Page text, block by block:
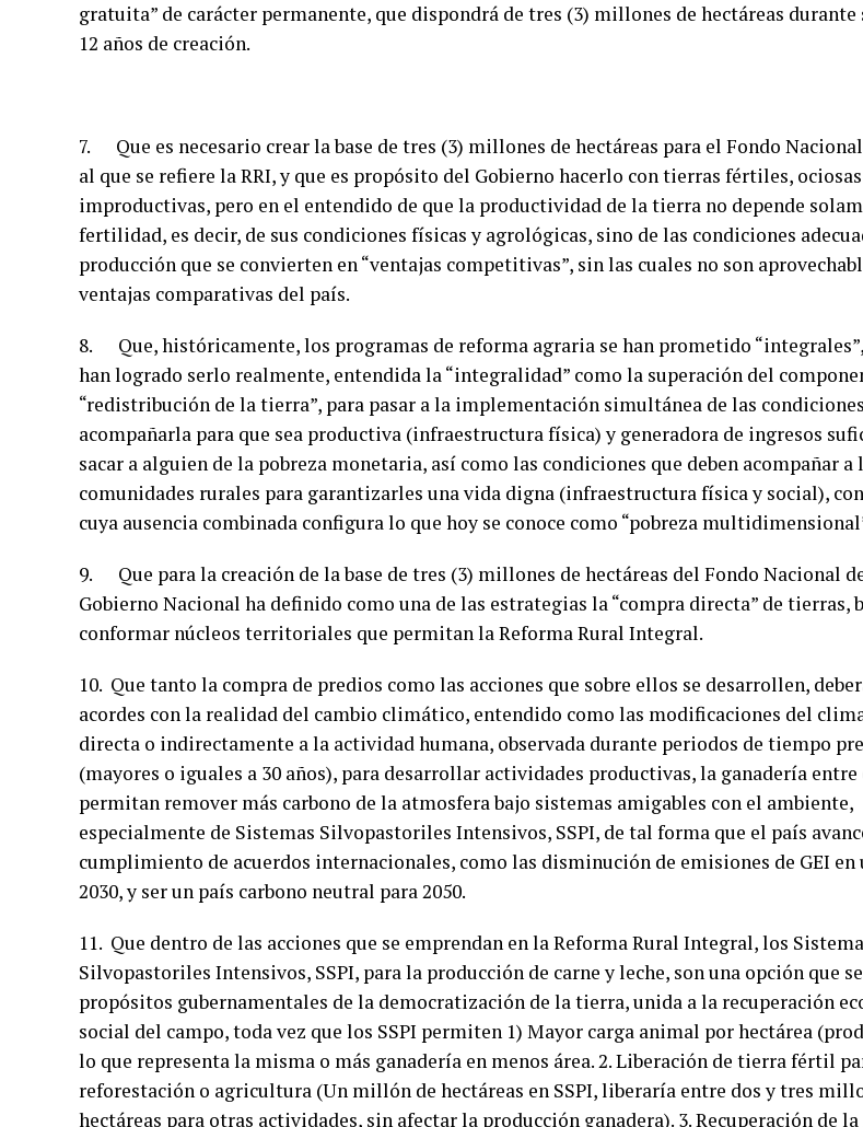
gratuita” de carácter permanente, que dispondrá de tres (3) millones de hectáreas
12 años de creación.
7. Que es necesario crear la base de tres (3) millones de hectáreas para el Fondo
al que se refiere la RRI, y que es propósito del Gobierno hacerlo con tierras fértiles,
improductivas, pero en el entendido de que la productividad de la tierra no depende
fertilidad, es decir, de sus condiciones físicas y agrológicas, sino de las condiciones
producción que se convierten en “ventajas competitivas”, sin las cuales no son
ventajas comparativas del país.
8. Que, históricamente, los programas de reforma agraria se han prometido
han logrado serlo realmente, entendida la “integralidad” como la superación del
“redistribución de la tierra”, para pasar a la implementación simultánea de las
acompañarla para que sea productiva (infraestructura física) y generadora de ingresos
sacar a alguien de la pobreza monetaria, así como las condiciones que deben acompañar a
comunidades rurales para garantizarles una vida digna (infraestructura física y social),
cuya ausencia combinada configura lo que hoy se conoce como “pobreza
9. Que para la creación de la base de tres (3) millones de hectáreas del Fondo Nacional
Gobierno Nacional ha definido como una de las estrategias la “compra directa” de tierras,
conformar núcleos territoriales que permitan la Reforma Rural Integral.
10. Que tanto la compra de predios como las acciones que sobre ellos se desarrollen,
acordes con la realidad del cambio climático, entendido como las modificaciones del
directa o indirectamente a la actividad humana, observada durante periodos de tiempo
(mayores o iguales a 30 años), para desarrollar actividades productivas, la ganadería entre
permitan remover más carbono de la atmosfera bajo sistemas amigables con el ambiente,
especialmente de Sistemas Silvopastoriles Intensivos, SSPI, de tal forma que el país
cumplimiento de acuerdos internacionales, como las disminución de emisiones de GEI en
2030, y ser un país carbono neutral para 2050.
11. Que dentro de las acciones que se emprendan en la Reforma Rural Integral, los
Silvopastoriles Intensivos, SSPI, para la producción de carne y leche, son una opción que
propósitos gubernamentales de la democratización de la tierra, unida a la recuperación
social del campo, toda vez que los SSPI permiten 1) Mayor carga animal por hectárea
lo que representa la misma o más ganadería en menos área. 2. Liberación de tierra fértil
reforestación o agricultura (Un millón de hectáreas en SSPI, liberaría entre dos y tres
hectáreas para otras actividades, sin afectar la producción ganadera). 3. Recuperación de